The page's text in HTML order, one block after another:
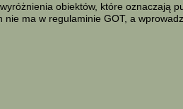
obiektów, które oznaczają
ma w regulaminie GOT, a